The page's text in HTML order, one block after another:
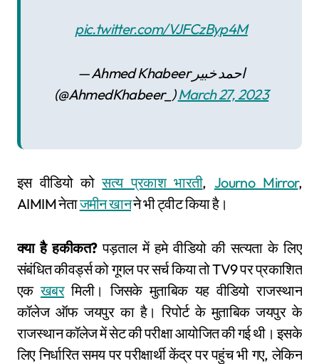
pic.twitter.com/VJFCzByp4M
— Ahmed Khabeer احمد خبیر
(@AhmedKhabeer_)March 27, 2023
इस वीडियो कोसत्य प्रकाश भारती, Journo Mirror,
AIMIM नेताजमीन खानने भी ट्वीट किया है।
क्या है हकीकत?पड़ताल में हमे वीडियो की सत्यता के लिए
संबंधित कीवर्ड्स को गूगल पर सर्च किया तो TV9 पर प्रकाशित
एकखबरमिली। जिसके मुताबिक यह वीडियो राजस्थान
कॉलेज ऑफ जयपुर का है। रिपोर्ट के मुताबिक जयपुर के
राजस्थान कॉलेज में सेट की परीक्षा आयोजित की गई थी। इसके
लिए निर्धारित समय पर परीक्षार्थी केंद्र पर पहुंच भी गए, लेकिन